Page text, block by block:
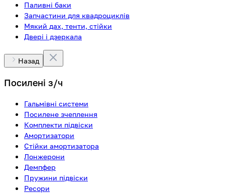
Паливні баки
Запчастини для квадроциклів
Мякий дах, тенти, стійки
Двері і дзеркала
Назад
Посилені з/ч
Гальмівні системи
Посилене зчеплення
Комплекти підвіски
Амортизатори
Стійки амортизатора
Лонжерони
Демпфер
Пружини підвіски
Ресори